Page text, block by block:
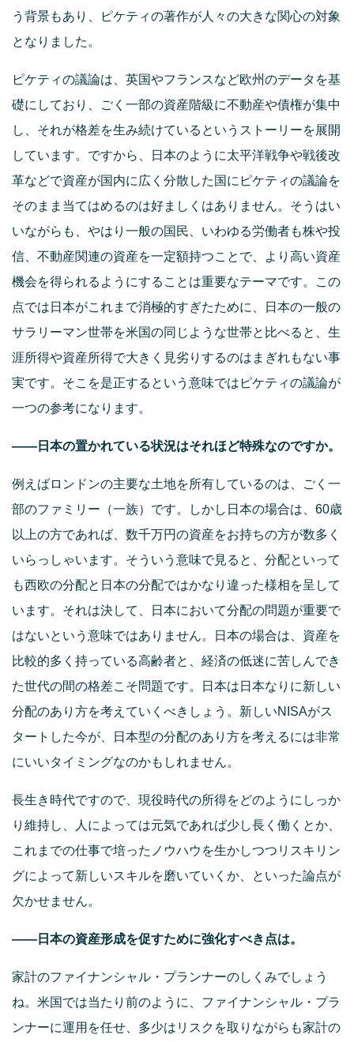
う背景もあり、ピケティの著作が人々の大きな関心の対象
となりました。
ピケティの議論は、英国やフランスなど欧州のデータを基
礎にしており、ごく一部の資産階級に不動産や債権が集中
し、それが格差を生み続けているというストーリーを展開
しています。ですから、日本のように太平洋戦争や戦後改
革などで資産が国内に広く分散した国にピケティの議論を
そのまま当てはめるのは好ましくはありません。そうはい
いながらも、やはり一般の国民、いわゆる労働者も株や投
信、不動産関連の資産を一定額持つことで、より高い資産
機会を得られるようにすることは重要なテーマです。この
点では日本がこれまで消極的すぎたために、日本の一般の
サラリーマン世帯を米国の同じような世帯と比べると、生
涯所得や資産所得で大きく見劣りするのはまぎれもない事
実です。そこを是正するという意味ではピケティの議論が
一つの参考になります。
――日本の置かれている状況はそれほど特殊なのですか。
例えばロンドンの主要な土地を所有しているのは、ごく一
部のファミリー（一族）です。しかし日本の場合は、60歳
以上の方であれば、数千万円の資産をお持ちの方が数多く
いらっしゃいます。そういう意味で見ると、分配といって
も西欧の分配と日本の分配ではかなり違った様相を呈して
います。それは決して、日本において分配の問題が重要で
はないという意味ではありません。日本の場合は、資産を
比較的多く持っている高齢者と、経済の低迷に苦しんでき
た世代の間の格差こそ問題です。日本は日本なりに新しい
分配のあり方を考えていくべきしょう。新しいNISAがス
タートした今が、日本型の分配のあり方を考えるには非常
にいいタイミングなのかもしれません。
長生き時代ですので、現役時代の所得をどのようにしっか
り維持し、人によっては元気であれば少し長く働くとか、
これまでの仕事で培ったノウハウを生かしつつリスキリン
グによって新しいスキルを磨いていくか、といった論点が
欠かせません。
――日本の資産形成を促すために強化すべき点は。
家計のファイナンシャル・プランナーのしくみでしょう
ね。米国では当たり前のように、ファイナンシャル・プラ
ンナーに運用を任せ、多少はリスクを取りながらも家計の